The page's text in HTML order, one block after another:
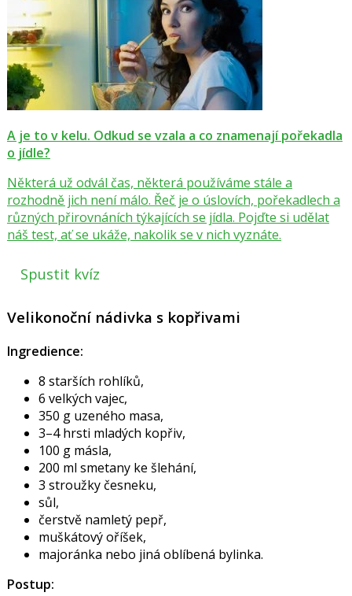
A je to v kelu. Odkud se vzala a co znamenají pořekadla
o jídle?
Některá už odvál čas, některá používáme stále a
rozhodně jich není málo. Řeč je o úslovích, pořekadlech a
různých přirovnáních týkajících se jídla. Pojďte si udělat
náš test, ať se ukáže, nakolik se v nich vyznáte.
Spustit kvíz
Velikonoční nádivka s kopřivami
Ingredience:
8 starších rohlíků,
6 velkých vajec,
350 g uzeného masa,
3–4 hrsti mladých kopřiv,
100 g másla,
200 ml smetany ke šlehání,
3 stroužky česneku,
sůl,
čerstvě namletý pepř,
muškátový oříšek,
majoránka nebo jiná oblíbená bylinka.
Postup: